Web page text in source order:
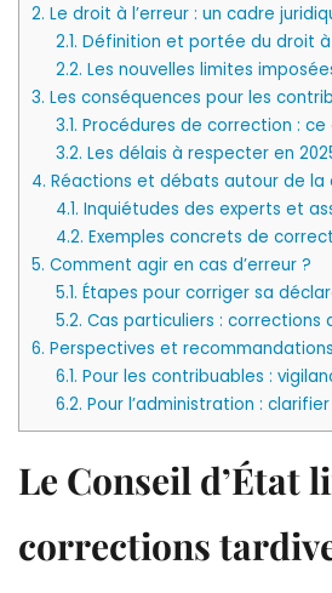
2. Le droit à l’erreur : un cadre
2.1. Définition et portée du droit à
2.2. Les nouvelles limites
3. Les conséquences pour les
3.1. Procédures de correction : ce
3.2. Les délais à respecter en
4. Réactions et débats autour de la
4.1. Inquiétudes des experts et
4.2. Exemples concrets de
5. Comment agir en cas d’erreur ?
5.1. Étapes pour corriger sa
5.2. Cas particuliers : corrections
6. Perspectives et recommandations
6.1. Pour les contribuables :
6.2. Pour l’administration :
Le Conseil d’État
corrections